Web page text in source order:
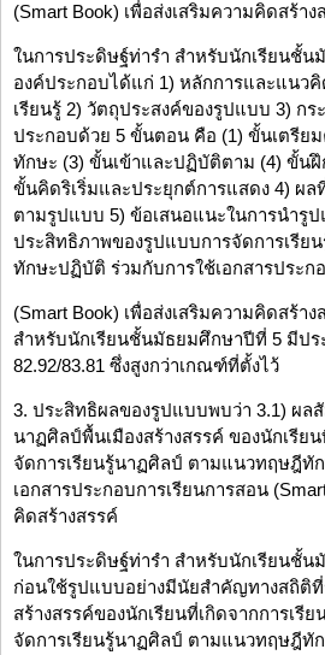
(Smart Book) เพื่อส่งเสริมความคิดสร้าง
ในการประดิษฐ์ท่ารำ สำหรับนักเรียนชั้
องค์ประกอบได้แก่ 1) หลักการและแนว
เรียนรู้ 2) วัตถุประสงค์ของรูปแบบ 3) กร
ประกอบด้วย 5 ขั้นตอน คือ (1) ขั้นเตรีย
ทักษะ (3) ขั้นเข้าและปฏิบัติตาม (4) ขั้น
ขั้นคิดริเริ่มและประยุกต์การแสดง 4) ผล
ตามรูปแบบ 5) ข้อเสนอแนะในการนำรู
ประสิทธิภาพของรูปแบบการจัดการเรี
ทักษะปฏิบัติ ร่วมกับการใช้เอกสารประก
(Smart Book) เพื่อส่งเสริมความคิดสร้า
สำหรับนักเรียนชั้นมัธยมศึกษาปีที่ 5 มีปร
82.92/83.81 ซึ่งสูงกว่าเกณฑ์ที่ตั้งไว้
3. ประสิทธิผลของรูปแบบพบว่า 3.1) ผลสั
นาฏศิลป์พื้นเมืองสร้างสรรค์ ของนักเรีย
จัดการเรียนรู้นาฏศิลป์ ตามแนวทฤษฎีทั
เอกสารประกอบการเรียนการสอน
คิดสร้างสรรค์
ในการประดิษฐ์ท่ารำ สำหรับนักเรียนชั้น
ก่อนใช้รูปแบบอย่างมีนัยสำคัญทางสถิติที่
สร้างสรรค์ของนักเรียนที่เกิดจากการเรี
จัดการเรียนรู้นาฏศิลป์ ตามแนวทฤษฎีทั